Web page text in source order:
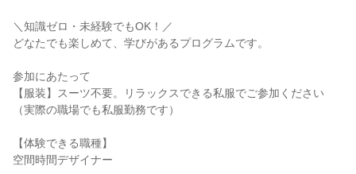
＼知識ゼロ・未経験でもOK！／
どなたでも楽しめて、学びがあるプログラムです。
参加にあたって
【服装】スーツ不要。リラックスできる私服でご参加ください
（実際の職場でも私服勤務です）
【体験できる職種】
空間時間デザイナー